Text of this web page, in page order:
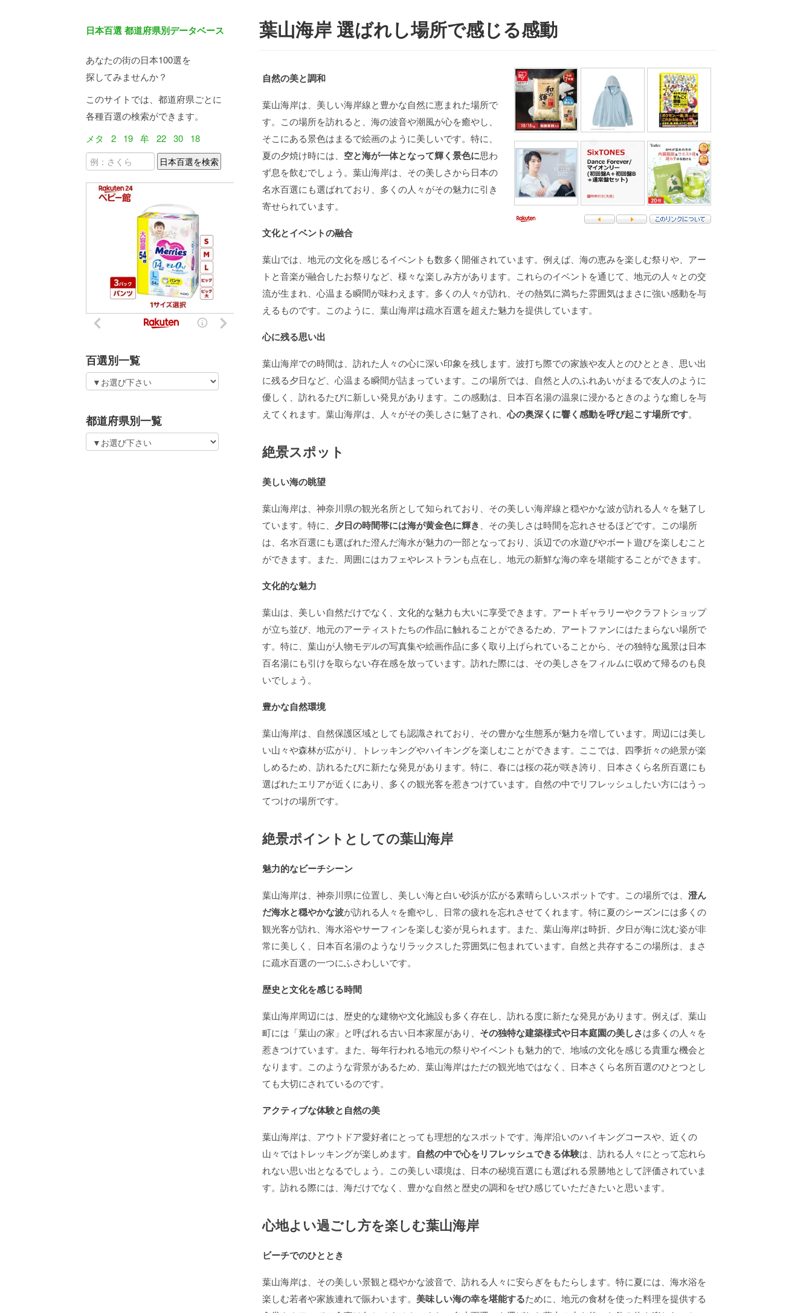
日本百選 都道府県別データベース
あなたの街の日本100選を
探してみませんか？
このサイトでは、都道府県ごとに
各種百選の検索ができます。
メタ
2 19 牟 22 30 18
百選別一覧
都道府県別一覧
葉山海岸 選ばれし場所で感じる感動
自然の美と調和
葉山海岸は、美しい海岸線と豊かな自然に恵まれた場所で
す。この場所を訪れると、海の波音や潮風が心を癒やし、
そこにある景色はまるで絵画のように美しいです。特に、
夏の夕焼け時には、 空と海が一体となって輝く景色に思わ
ず息を飲むでしょう。葉山海岸は、その美しさから日本の
名水百選にも選ばれており、多くの人々がその魅力に引き
寄せられています。
文化とイベントの融合
葉山では、地元の文化を感じるイベントも数多く開催されています。例えば、海の恵みを楽しむ祭りや、アー
トと音楽が融合したお祭りなど、様々な楽しみ方があります。これらのイベントを通じて、地元の人々との交
流が生まれ、心温まる瞬間が味わえます。多くの人々が訪れ、その熱気に満ちた雰囲気はまさに強い感動を与
えるものです。このように、葉山海岸は疏水百選を超えた魅力を提供しています。
心に残る思い出
葉山海岸での時間は、訪れた人々の心に深い印象を残します。波打ち際での家族や友人とのひととき、思い出
に残る夕日など、心温まる瞬間が詰まっています。この場所では、自然と人のふれあいがまるで友人のように
優しく、訪れるたびに新しい発見があります。この感動は、日本百名湯の温泉に浸かるときのような癒しを与
えてくれます。葉山海岸は、人々がその美しさに魅了され、心の奥深くに響く感動を呼び起こす場所です。
絶景スポット
美しい海の眺望
葉山海岸は、神奈川県の観光名所として知られており、その美しい海岸線と穏やかな波が訪れる人々を魅了し
ています。特に、 夕日の時間帯には海が黄金色に輝き 、その美しさは時間を忘れさせるほどです。この場所
は、名水百選にも選ばれた澄んだ海水が魅力の一部となっており、浜辺での水遊びやボート遊びを楽しむこと
ができます。また、周囲にはカフェやレストランも点在し、地元の新鮮な海の幸を堪能することができます。
文化的な魅力
葉山は、美しい自然だけでなく、文化的な魅力も大いに享受できます。アートギャラリーやクラフトショップ
が立ち並び、地元のアーティストたちの作品に触れることができるため、アートファンにはたまらない場所で
す。特に、葉山が人物モデルの写真集や絵画作品に多く取り上げられていることから、その独特な風景は日本
百名湯にも引けを取らない存在感を放っています。訪れた際には、その美しさをフィルムに収めて帰るのも良
いでしょう。
豊かな自然環境
葉山海岸は、自然保護区域としても認識されており、その豊かな生態系が魅力を増しています。周辺には美し
い山々や森林が広がり、トレッキングやハイキングを楽しむことができます。ここでは、四季折々の絶景が楽
しめるため、訪れるたびに新たな発見があります。特に、春には桜の花が咲き誇り、日本さくら名所百選にも
選ばれたエリアが近くにあり、多くの観光客を惹きつけています。自然の中でリフレッシュしたい方にはうっ
てつけの場所です。
絶景ポイントとしての葉山海岸
魅力的なビーチシーン
葉山海岸は、神奈川県に位置し、美しい海と白い砂浜が広がる素晴らしいスポットです。この場所では、 澄ん
だ海水と穏やかな波が訪れる人々を癒やし、日常の疲れを忘れさせてくれます。特に夏のシーズンには多くの
観光客が訪れ、海水浴やサーフィンを楽しむ姿が見られます。また、葉山海岸は時折、夕日が海に沈む姿が非
常に美しく、日本百名湯のようなリラックスした雰囲気に包まれています。自然と共存するこの場所は、まさ
に疏水百選の一つにふさわしいです。
歴史と文化を感じる時間
葉山海岸周辺には、歴史的な建物や文化施設も多く存在し、訪れる度に新たな発見があります。例えば、葉山
町には「葉山の家」と呼ばれる古い日本家屋があり、 その独特な建築様式や日本庭園の美しさは多くの人々を
惹きつけています。また、毎年行われる地元の祭りやイベントも魅力的で、地域の文化を感じる貴重な機会と
なります。このような背景があるため、葉山海岸はただの観光地ではなく、日本さくら名所百選のひとつとし
ても大切にされているのです。
アクティブな体験と自然の美
葉山海岸は、アウトドア愛好者にとっても理想的なスポットです。海岸沿いのハイキングコースや、近くの
山々ではトレッキングが楽しめます。
自然の中で心をリフレッシュできる体験は、訪れる人々にとって忘れら
れない思い出となるでしょう。この美しい環境は、日本の秘境百選にも選ばれる景勝地として評価されていま
す。訪れる際には、海だけでなく、豊かな自然と歴史の調和をぜひ感じていただきたいと思います。
心地よい過ごし方を楽しむ葉山海岸
ビーチでのひととき
葉山海岸は、その美しい景観と穏やかな波音で、訪れる人々に安らぎをもたらします。特に夏には、海水浴を
楽しむ若者や家族連れで賑わいます。 美味しい海の幸を堪能するために、地元の食材を使った料理を提供する